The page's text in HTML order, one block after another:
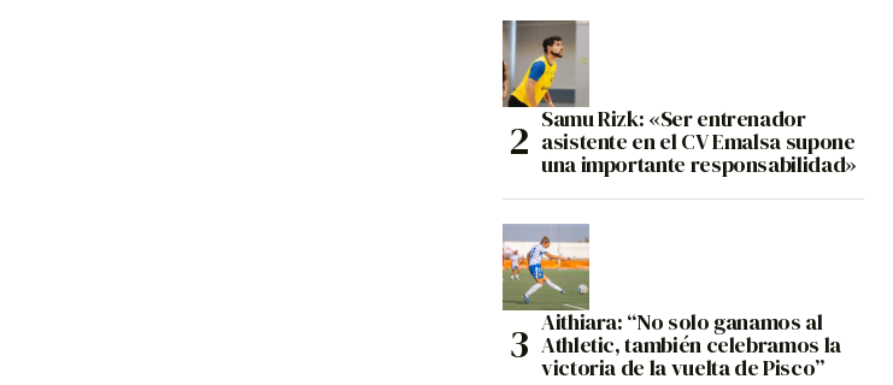
Samu Rizk: «Ser entrenador
asistente en el CV Emalsa supone
una importante responsabilidad»
Aithiara: “No solo ganamos al
Athletic, también celebramos la
victoria de la vuelta de Pisco”